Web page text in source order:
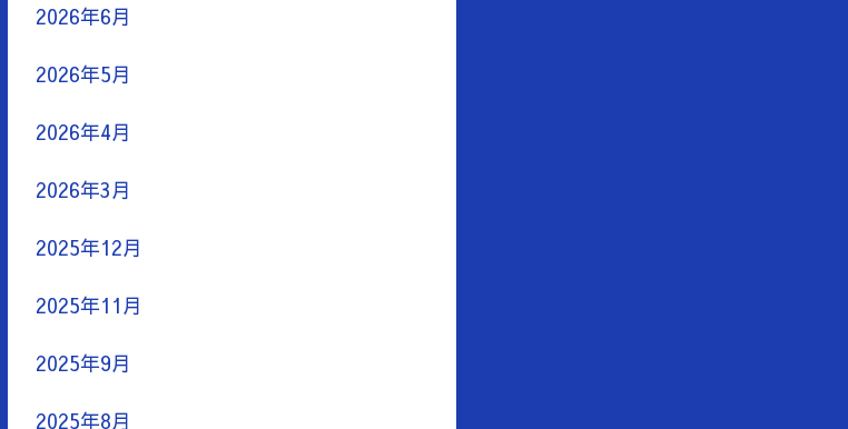
2026年6月
2026年5月
2026年4月
2026年3月
2025年12月
2025年11月
2025年9月
2025年8月